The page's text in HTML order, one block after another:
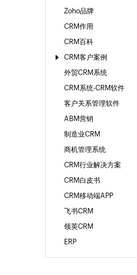
Zoho品牌
CRM作用
CRM百科
CRM客户案例
外贸CRM系统
CRM系统-CRM软件
客户关系管理软件
ABM营销
制造业CRM
商机管理系统
CRM行业解决方案
CRM白皮书
CRM移动端APP
飞书CRM
领英CRM
ERP